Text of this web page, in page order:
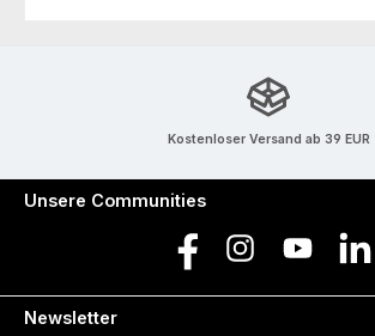
Kostenloser Versand ab 39 EUR
Unsere Communities
Facebook Instagram YouTube LinkedIn
Newsletter